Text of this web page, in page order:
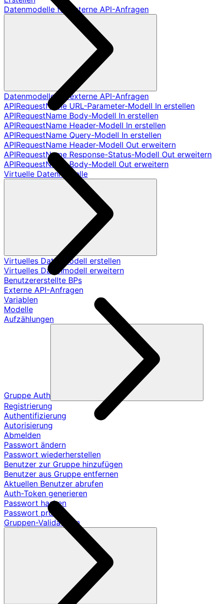
Datenmodelle für externe API-Anfragen
Datenmodelle für externe API-Anfragen
APIRequestName URL-Parameter-Modell In erstellen
APIRequestName Body-Modell In erstellen
APIRequestName Header-Modell In erstellen
APIRequestName Query-Modell In erstellen
APIRequestName Header-Modell Out erweitern
APIRequestName Response-Status-Modell Out erweitern
APIRequestName Body-Modell Out erweitern
Virtuelle Datenmodelle
Virtuelles Datenmodell erstellen
Virtuelles Datenmodell erweitern
Benutzererstellte BPs
Externe API-Anfragen
Variablen
Modelle
Aufzählungen
Gruppe Auth
Registrierung
Authentifizierung
Autorisierung
Abmelden
Passwort ändern
Passwort wiederherstellen
Benutzer zur Gruppe hinzufügen
Benutzer aus Gruppe entfernen
Aktuellen Benutzer abrufen
Auth-Token generieren
Passwort hashen
Passwort prüfen
Gruppen-Validatoren